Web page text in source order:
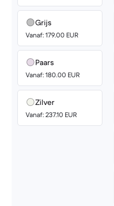
Grijs
Vanaf: 179.00 EUR
Paars
Vanaf: 180.00 EUR
Zilver
Vanaf: 237.10 EUR